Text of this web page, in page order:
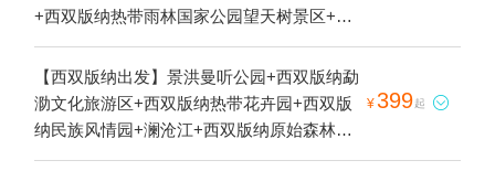
+西双版纳热带雨林国家公园望天树景区+基
诺山寨+西双版纳原始森林公园+野象谷+中
国科学院西双版纳热带植物园+印象澜沧江游
轮+西双版纳雨林谷+西双版纳总佛寺+西双
版纳野生动物园+西双版纳本地玩乐+湄公河
【西双版纳出发】景洪曼听公园+西双版纳勐
泐文化旅游区+西双版纳热带花卉园+西双版
纳民族风情园+澜沧江+西双版纳原始森林公
园+西双版纳勐泐文化园+西双版纳总佛寺
¥399起 